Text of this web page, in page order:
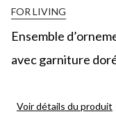
FOR LIVING
Ensemble
avec garniture
Voir détails du produit